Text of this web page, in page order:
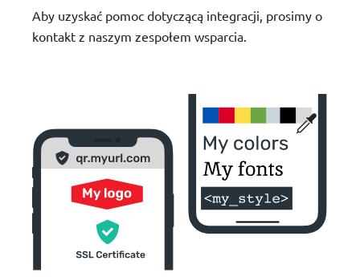
Aby uzyskać pomoc dotyczącą integracji, prosimy o
kontakt z naszym zespołem wsparcia.